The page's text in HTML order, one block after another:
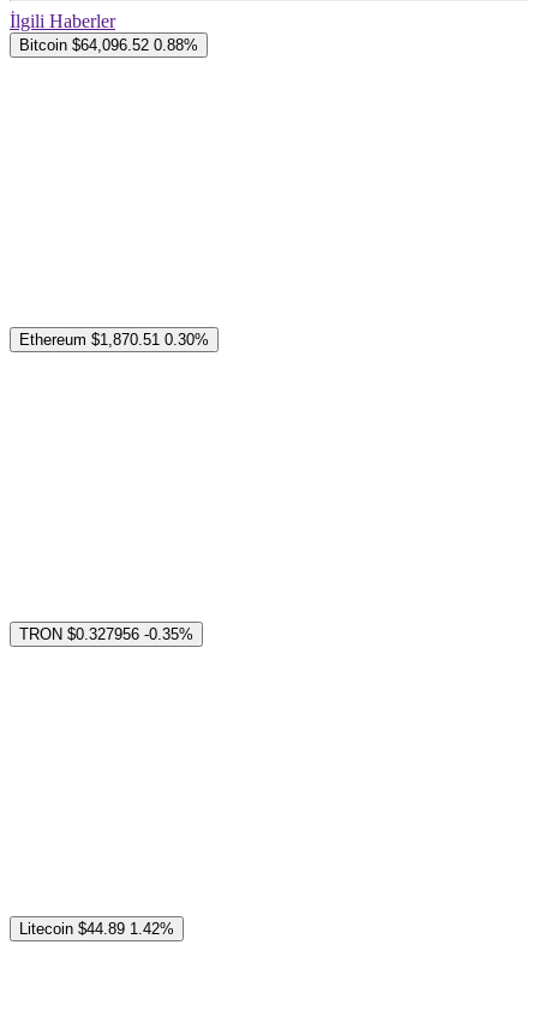
İlgili Haberler
Bitcoin $64,096.52 0.88%
Ethereum $1,870.51 0.30%
TRON $0.327956 -0.35%
Litecoin $44.89 1.42%